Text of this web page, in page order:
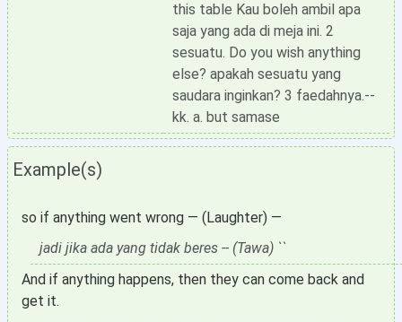
this table Kau boleh ambil apa
saja yang ada di meja ini. 2
sesuatu. Do you wish anything
else? apakah sesuatu yang
saudara inginkan? 3 faedahnya.--
kk. a. but samase
Example(s)
so if anything went wrong — (Laughter) —
jadi jika ada yang tidak beres -- (Tawa) ``
And if anything happens, then they can come back and
get it.